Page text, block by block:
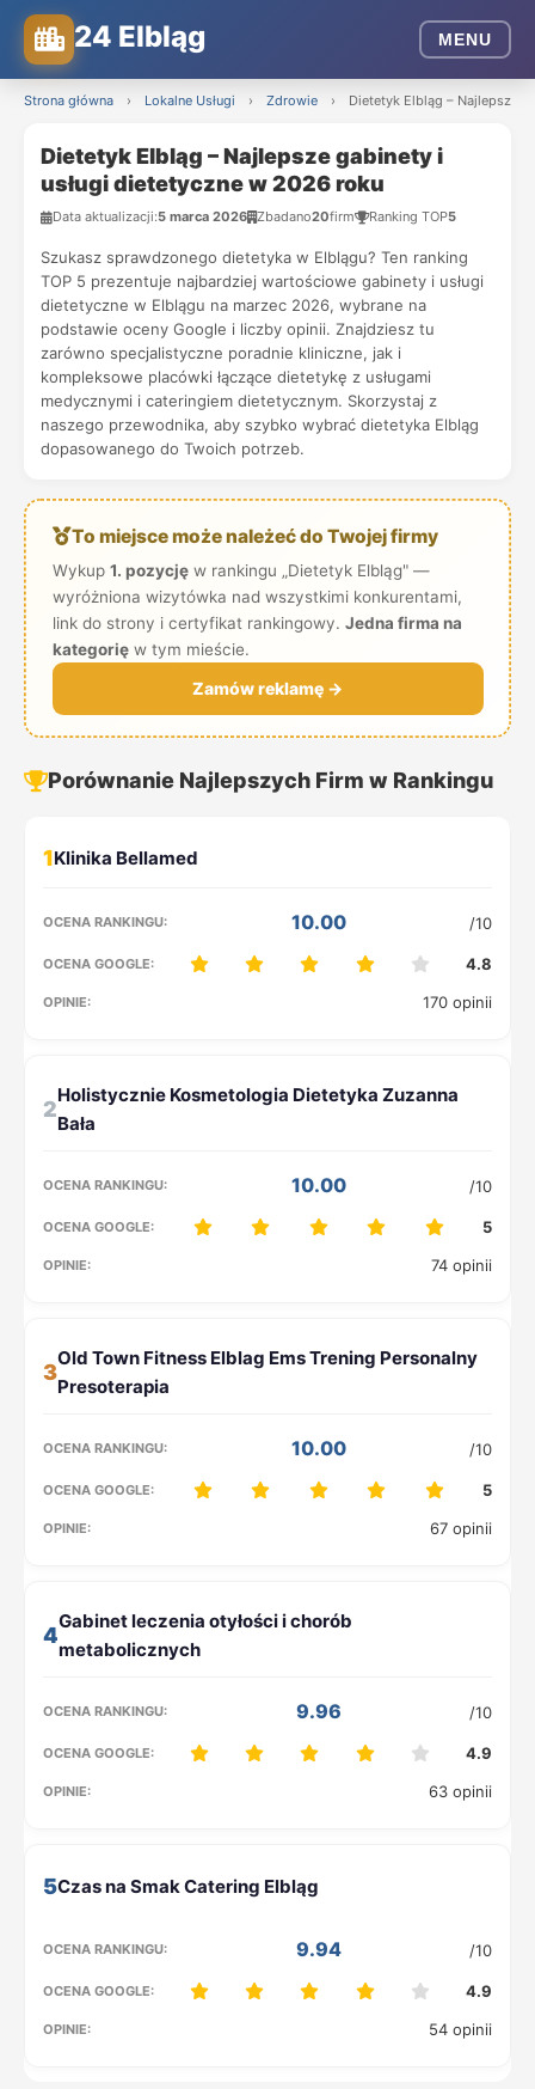
24 Elbląg MENU
Strona główna › Lokalne Usługi › Zdrowie › Dietetyk Elbląg – Najlepsze
Dietetyk Elbląg – Najlepsze gabinety i
usługi dietetyczne w 2026 roku
Data aktualizacji:5 marca 2026 Zbadano20firm Ranking TOP5
Szukasz sprawdzonego dietetyka w Elblągu? Ten ranking
TOP 5 prezentuje najbardziej wartościowe gabinety i usługi
dietetyczne w Elblągu na marzec 2026, wybrane na
podstawie oceny Google i liczby opinii. Znajdziesz tu
zarówno specjalistyczne poradnie kliniczne, jak i
kompleksowe placówki łączące dietetykę z usługami
medycznymi i cateringiem dietetycznym. Skorzystaj z
naszego przewodnika, aby szybko wybrać dietetyka Elbląg
dopasowanego do Twoich potrzeb.
To miejsce może należeć do Twojej firmy
Wykup 1. pozycjęw rankingu „Dietetyk Elbląg" —
wyróżniona wizytówka nad wszystkimi konkurentami,
link do strony i certyfikat rankingowy. Jedna firma na
kategorięw tym mieście.
Zamów reklamę →
Porównanie Najlepszych Firm w Rankingu
1
10.00 /10
4.8
170 opinii
2
10.00 /10
5
74 opinii
3
10.00 /10
5
67 opinii
4
9.96 /10
4.9
63 opinii
5
9.94 /10
4.9
54 opinii